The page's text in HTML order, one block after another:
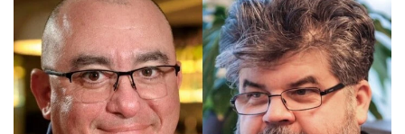
о
р
е
ж
и
м
у